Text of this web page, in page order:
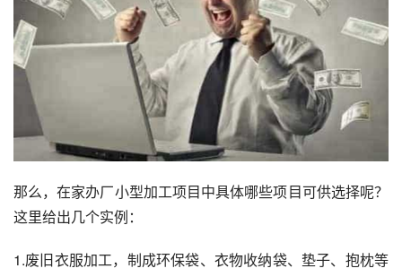
那么，在家办厂小型加工项目中具体哪些项目可供选择呢？
这里给出几个实例：
1.废旧衣服加工，制成环保袋、衣物收纳袋、垫子、抱枕等